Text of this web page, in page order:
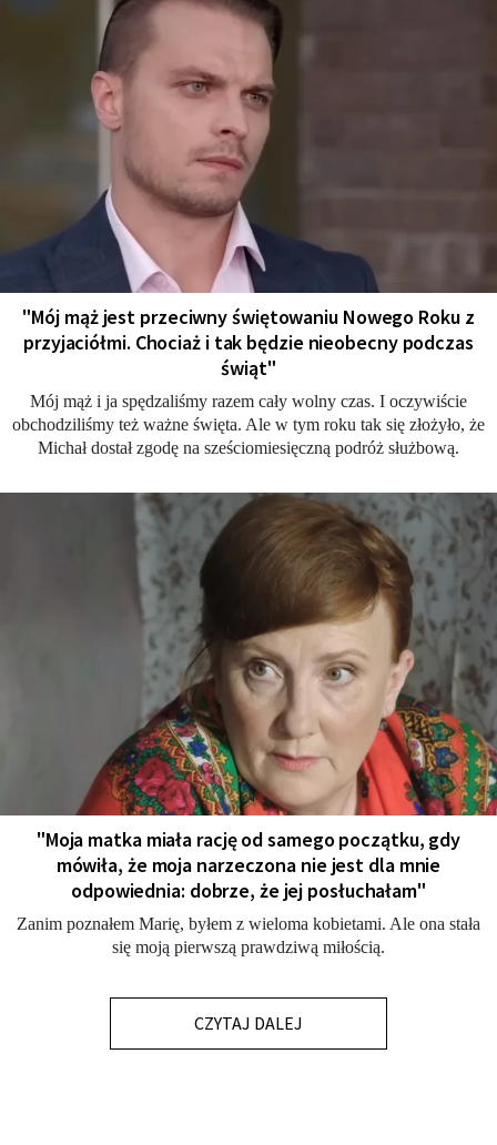
"Mój mąż jest przeciwny świętowaniu Nowego Roku z
przyjaciółmi. Chociaż i tak będzie nieobecny podczas
świąt"
Mój mąż i ja spędzaliśmy razem cały wolny czas. I oczywiście
obchodziliśmy też ważne święta. Ale w tym roku tak się złożyło, że
Michał dostał zgodę na sześciomiesięczną podróż służbową.
"Moja matka miała rację od samego początku, gdy
mówiła, że moja narzeczona nie jest dla mnie
odpowiednia: dobrze, że jej posłuchałam"
Zanim poznałem Marię, byłem z wieloma kobietami. Ale ona stała
się moją pierwszą prawdziwą miłością.
CZYTAJ DALEJ